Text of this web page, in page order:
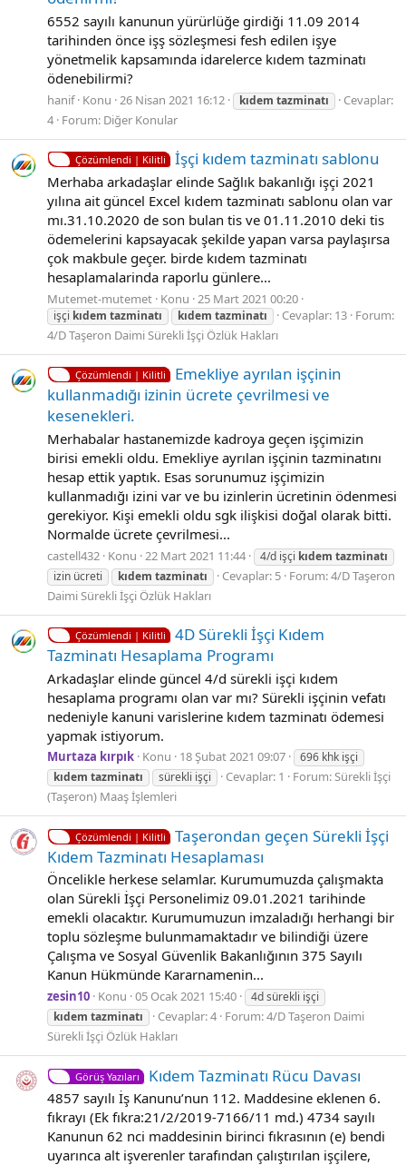
6552 sayılı kanunun yürürlüğe girdiği 11.09 2014
tarihinden önce işş sözleşmesi fesh edilen işye
yönetmelik kapsamında idarelerce kıdem tazminatı
ödenebilirmi?
hanif Konu 26 Nisan 2021 16:12 kıdem tazminatı
Cevaplar:
4 Forum: Diğer Konular
Çözümlendi | Kilitli İşçi kıdem tazminatı sablonu
Merhaba arkadaşlar elinde Sağlık bakanlığı işçi 2021
yılına ait güncel Excel kıdem tazminatı sablonu olan var
mı.31.10.2020 de son bulan tis ve 01.11.2010 deki tis
ödemelerini kapsayacak şekilde yapan varsa paylaşırsa
çok makbule geçer. birde kıdem tazminatı
hesaplamalarinda raporlu günlere...
Mutemet-mutemet Konu 25 Mart 2021 00:20
işçi kıdem tazminatı kıdem tazminatı Cevaplar: 13 Forum:
4/D Taşeron Daimi Sürekli İşçi Özlük Hakları
Çözümlendi | Kilitli
Emekliye ayrılan işçinin
kullanmadığı izinin ücrete çevrilmesi ve
kesenekleri.
Merhabalar hastanemizde kadroya geçen işçimizin
birisi emekli oldu. Emekliye ayrılan işçinin tazminatını
hesap ettik yaptık. Esas sorunumuz işçimizin
kullanmadığı izini var ve bu izinlerin ücretinin ödenmesi
gerekiyor. Kişi emekli oldu sgk ilişkisi doğal olarak bitti.
Normalde ücrete çevrilmesi...
castell432 Konu 22 Mart 2021 11:44 4/d işçi kıdem tazminatı
izin ücreti
kıdem tazminatı Cevaplar: 5 Forum:4/D Taşeron
Daimi Sürekli İşçi Özlük Hakları
Çözümlendi | Kilitli
4D Sürekli İşçi Kıdem
Tazminatı Hesaplama Programı
Arkadaşlar elinde güncel 4/d sürekli işçi kıdem
hesaplama programı olan var mı? Sürekli işçinin vefatı
nedeniyle kanuni varislerine kıdem tazminatı ödemesi
yapmak istiyorum.
Murtaza kırpık Konu 18 Şubat 2021 09:07
696 khk işçi
kıdem tazminatı sürekli işçi Cevaplar: 1 Forum:Sürekli İşçi
(Taşeron) Maaş İşlemleri
Çözümlendi | Kilitli
Taşerondan geçen Sürekli İşçi
Kıdem Tazminatı Hesaplaması
Öncelikle herkese selamlar. Kurumumuzda çalışmakta
olan Sürekli İşçi Personelimiz 09.01.2021 tarihinde
emekli olacaktır. Kurumumuzun imzaladığı herhangi bir
toplu sözleşme bulunmamaktadır ve bilindiği üzere
Çalışma ve Sosyal Güvenlik Bakanlığının 375 Sayılı
Kanun Hükmünde Kararnamenin...
zesin10 Konu 05 Ocak 2021 15:40
4d sürekli işçi
kıdem tazminatı Cevaplar: 4 Forum:4/D Taşeron Daimi
Sürekli İşçi Özlük Hakları
Görüş Yazıları Kıdem Tazminatı Rücu Davası
4857 sayılı İş Kanunu’nun 112. Maddesine eklenen 6.
fıkrayı (Ek fıkra:21/2/2019-7166/11 md.) 4734 sayılı
Kanunun 62 nci maddesinin birinci fıkrasının (e) bendi
uyarınca alt işverenler tarafından çalıştırılan işçilere,